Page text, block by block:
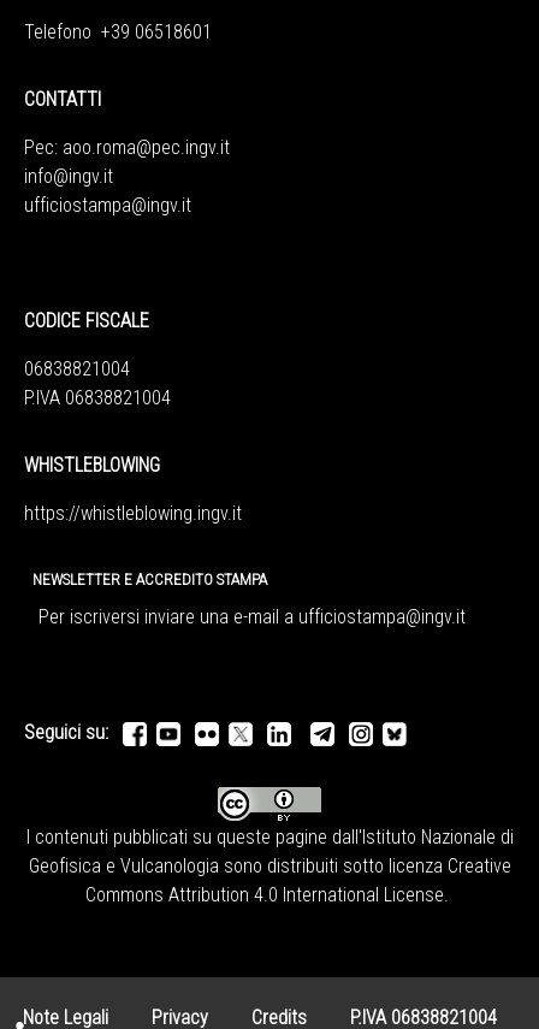
Telefono +39 06518601
CONTATTI
Pec: aoo.roma@pec.ingv.it
info@ingv.it
ufficiostampa@ingv.it
CODICE FISCALE
06838821004
P.IVA 06838821004
WHISTLEBLOWING
https://whistleblowing.ingv. it
NEWSLETTER E ACCREDITO STAMPA
Per iscriversi inviare una e-mail a ufficiostampa@ingv.it
Seguici su:
I contenuti pubblicati su queste pagine dall'Istituto Nazionale di
Geofisica e Vulcanologia sono distribuiti sotto licenza Creative
Commons Attribution 4.0 International License
Note Legali Privacy Credits P.IVA 06838821004